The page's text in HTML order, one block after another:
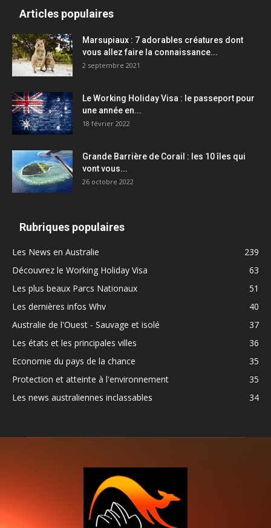
Articles populaires
Marsupiaux : 7 adorables créatures dont
vous allez faire la connaissance...
2 septembre 2021
Le Working Holiday Visa : le passeport pour
une année en...
18 février 2022
Grande Barrière de Corail : les 10 îles qui
vont vous...
26 octobre 2022
Rubriques populaires
Les News en Australie
239
Découvrez le Working Holiday Visa
63
Les plus beaux Parcs Nationaux
51
Les dernières infos Whv
40
Australie de l'Ouest - Sauvage et isolé
37
Les états et les principales villes
36
Economie du pays de la chance
35
Protection et atteinte à l'environnement
35
Les news australiennes inclassables
34